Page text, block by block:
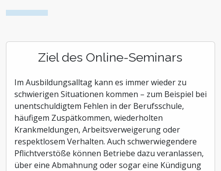
Ziel des Online-Seminars
Im Ausbildungsalltag kann es immer wieder zu
schwierigen Situationen kommen – zum Beispiel bei
unentschuldigtem Fehlen in der Berufsschule,
häufigem Zuspätkommen, wiederholten
Krankmeldungen, Arbeitsverweigerung oder
respektlosem Verhalten. Auch schwerwiegendere
Pflichtverstöße können Betriebe dazu veranlassen,
über eine Abmahnung oder sogar eine Kündigung